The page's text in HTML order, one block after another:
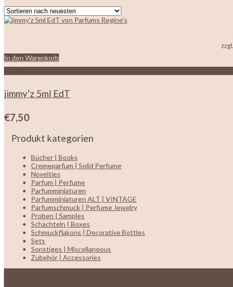
zzgl.
In den Warenkorb
jimmy’z 5ml EdT
€7,50
Produkt kategorien
Bücher | Books
Cremeparfum | Solid Perfume
Novelties
Parfum | Perfume
Parfumminiaturen
Parfumminiaturen ALT | VINTAGE
Parfumschmuck | Perfume Jewelry
Proben | Samples
Schachteln | Boxes
Schmuckflakons | Decorative Bottles
Sets
Sonstiges | Miscellaneous
Zubehör | Accessories